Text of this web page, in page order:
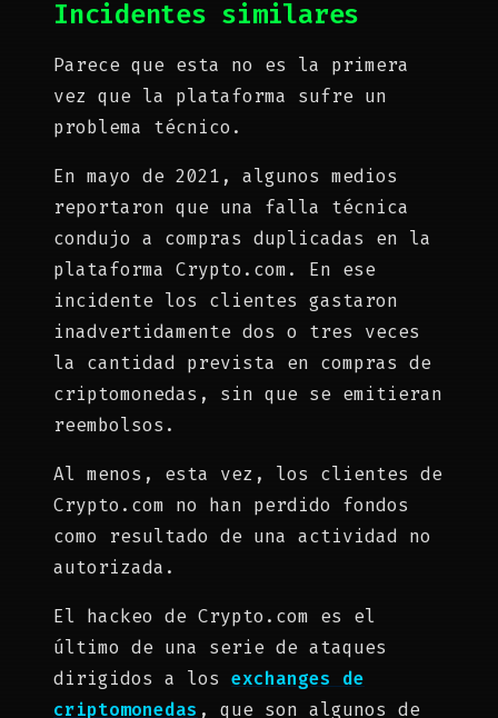
Incidentes similares
Parece que esta no es la primera
vez que la plataforma sufre un
problema técnico.
En mayo de 2021, algunos medios
reportaron que una falla técnica
condujo a compras duplicadas en la
plataforma Crypto.com. En ese
incidente los clientes gastaron
inadvertidamente dos o tres veces
la cantidad prevista en compras de
criptomonedas, sin que se emitieran
reembolsos.
Al menos, esta vez, los clientes de
Crypto.com no han perdido fondos
como resultado de una actividad no
autorizada.
El hackeo de Crypto.com es el
último de una serie de ataques
dirigidos a los exchanges de
criptomonedas , que son algunos de